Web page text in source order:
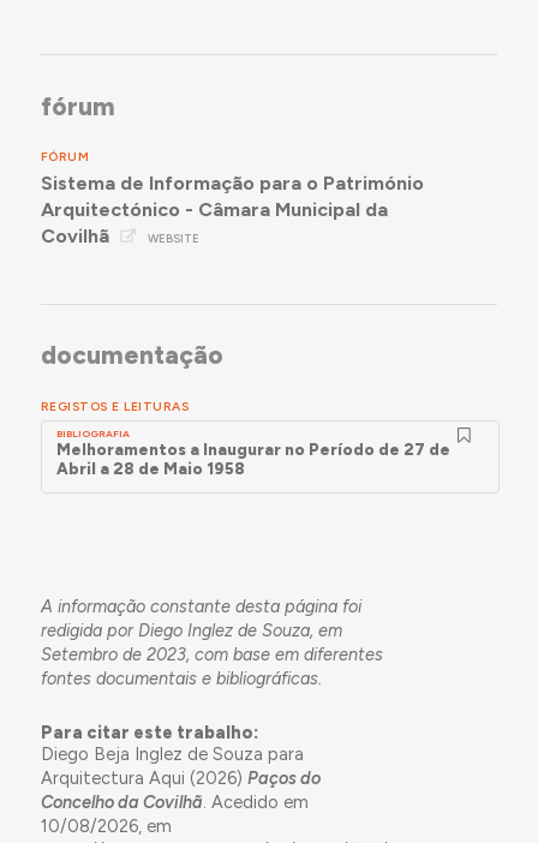
fórum
FÓRUM
Sistema de Informação para o Património
Arquitectónico - Câmara Municipal da
Covilhã
WEBSITE
documentação
REGISTOS E LEITURAS
BIBLIOGRAFIA
Melhoramentos a Inaugurar no Período de 27 de
Abril a 28 de Maio 1958
A informação constante desta página foi
redigida por Diego Inglez de Souza, em
Setembro de 2023, com base em diferentes
fontes documentais e bibliográficas.
Para citar este trabalho:
Diego Beja Inglez de Souza para
Arquitectura Aqui (2026) Paços do
Concelho da Covilhã. Acedido em
10/08/2026, em